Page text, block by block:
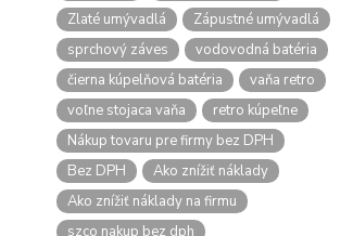
Zlaté umývadlá
Zápustné umývadlá
sprchový záves
vodovodná batéria
čierna kúpelňová batéria
vaňa retro
voľne stojaca vaňa
retro kúpeľne
Nákup tovaru pre firmy bez DPH
Bez DPH
Ako znížiť náklady
Ako znížiť náklady na firmu
szco nakup bez dph